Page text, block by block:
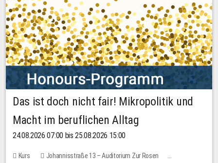
Das ist doch nicht fair! Mikropolitik und
Macht im beruflichen Alltag
24.08.2026 07:00 bis 25.08.2026 15:00
Kurs
Johannisstraße 13 – Auditorium Zur Rosen